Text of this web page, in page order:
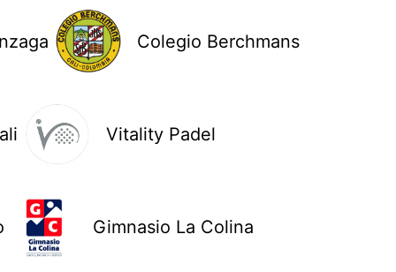
Colegio Berchmans
Vitality Padel
Gimnasio La Colina